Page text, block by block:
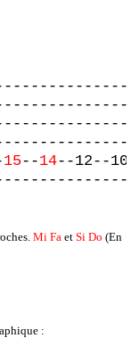
15--14--12--
Mi Fa et Si Do (En
: